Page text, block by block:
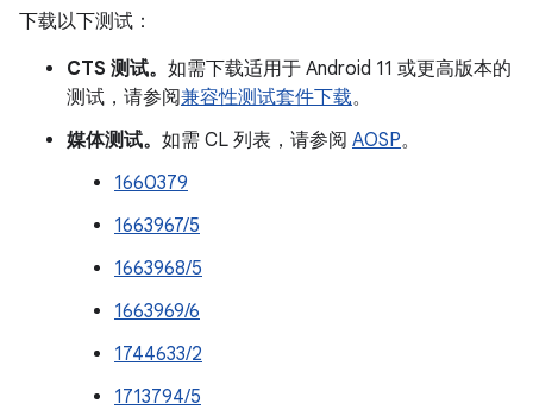
下载以下测试：
CTS 测试。 如需下载适用于 Android 11 或更高版本的
测试，请参阅兼容性测试套件下载。
媒体测试。 如需 CL 列表，请参阅 AOSP。
1660379
1663967/5
1663968/5
1663969/6
1744633/2
1713794/5